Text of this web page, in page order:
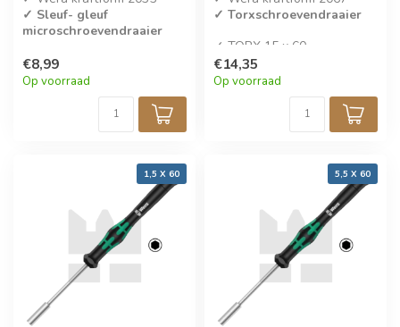
✓ Sleuf- gleuf
microschroevendraaier
✓ 3 x 80
✓ Per stuk verkocht
€8,99
Op voorraad
✓ Torxschroevendraaier
✓ TORX 15 x 60
✓ Per stuk verkocht
€14,35
Op voorraad
1,5 X 60 5,5 X 60